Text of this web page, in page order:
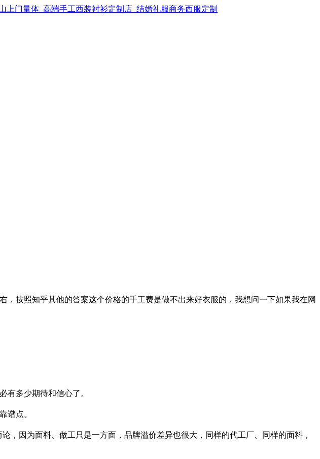
，按照知乎其他的答案这个价格的手工费是做不出来好衣服的，我想问一下如果我在网
有多少期待和信心了。
谱点。
，因为面料、做工只是一方面，品牌溢价差异也很大，同样的代工厂、同样的面料，